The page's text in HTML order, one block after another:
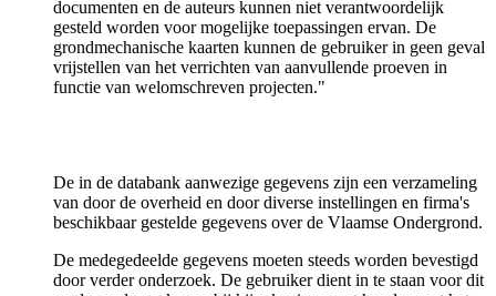
documenten en de auteurs kunnen niet verantwoordelijk
gesteld worden voor mogelijke toepassingen ervan. De
grondmechanische kaarten kunnen de gebruiker in geen geval
vrijstellen van het verrichten van aanvullende proeven in
functie van welomschreven projecten."
De in de databank aanwezige gegevens zijn een verzameling
van door de overheid en door diverse instellingen en firma's
beschikbaar gestelde gegevens over de Vlaamse Ondergrond.
De medegedeelde gegevens moeten steeds worden bevestigd
door verder onderzoek. De gebruiker dient in te staan voor dit